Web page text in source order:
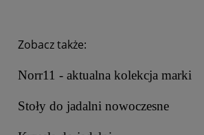
Zobacz także:
Norr11 - aktualna kolekcja marki
Stoły do jadalni nowoczesne